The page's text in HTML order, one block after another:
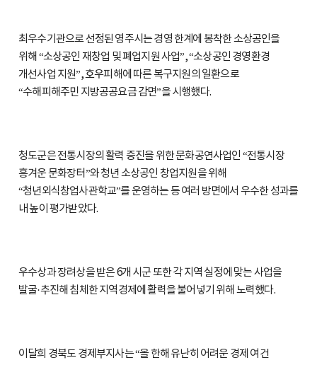
최우수기관으로 선정된 영주시는 경영 한계에 봉착한 소상공인을
위해 “소상공인 재창업 및 폐업지원 사업”, “소상공인 경영환경
개선사업 지원”, 호우피해에 따른 복구지원의 일환으로
“수해피해주민 지방공공요금 감면”을 시행했다.
청도군은 전통시장의 활력 증진을 위한 문화공연사업인 “전통시장
흥겨운 문화장터”와 청년 소상공인 창업지원을 위해
“청년외식창업사관학교”를 운영하는 등 여러 방면에서 우수한 성과를
내 높이 평가받았다.
우수상과 장려상을 받은 6개 시군 또한 각 지역 실정에 맞는 사업을
발굴·추진해 침체한 지역경제에 활력을 불어넣기 위해 노력했다.
이달희 경북도 경제부지사는 “올 한해 유난히 어려운 경제 여건